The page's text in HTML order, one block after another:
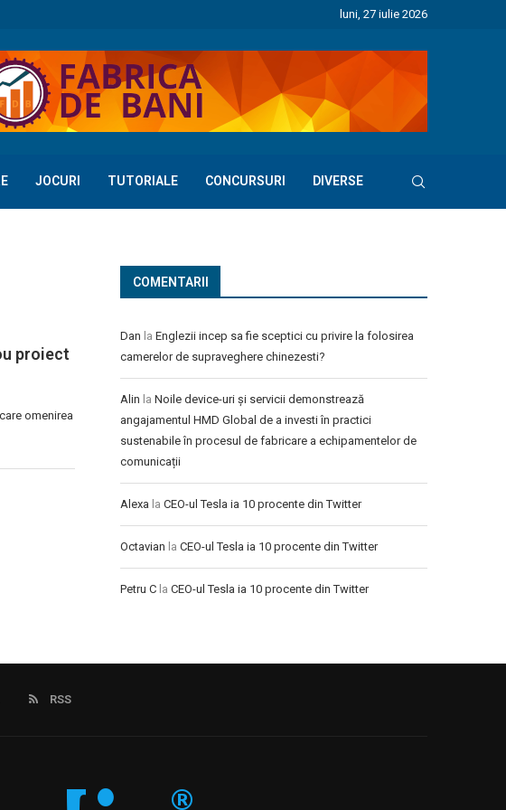
luni, 27 iulie 2026
JOCURI TUTORIALE CONCURSURI DIVERSE
proiect
omenirea
COMENTARII
Dan la Englezii incep sa fie sceptici cu privire la folosirea
camerelor de supraveghere chinezesti?
Alin la Noile device-uri și servicii demonstrează
angajamentul HMD Global de a investi în practici
sustenabile în procesul de fabricare a echipamentelor de
comunicații
Alexa la CEO-ul Tesla ia 10 procente din Twitter
Octavian la CEO-ul Tesla ia 10 procente din Twitter
Petru C la CEO-ul Tesla ia 10 procente din Twitter
RSS